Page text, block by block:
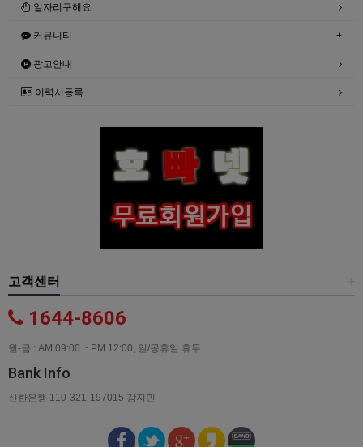
일자리구해요
커뮤니티
광고안내
이력서등록
고객센터
1644-8606
월-금 : AM 09:00 ~ PM 12:00, 일/공휴일 휴무
Bank Info
신한은행 110-321-197015 강지민